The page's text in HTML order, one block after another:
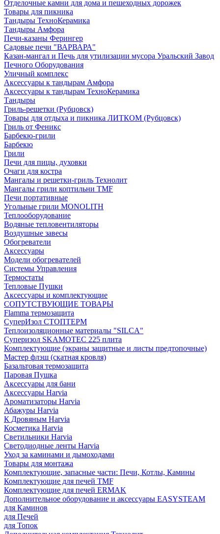
Отделочные камни для дома и пешеходных дорожек
Товары для пикника
Тандыры ТехноКерамика
Тандыры Амфора
Печи-казаны Ферингер
Садовые печи "ВАРВАРА"
Казан-мангал и Печь для утилизации мусора Уральский Завод
Печного Оборудования
Уличный комплекс
Аксессуары к тандырам Амфора
Аксессуары к тандырам ТехноКерамика
Тандыры
Гриль-решетки (Рубцовск)
Товары для отдыха и пикника ЛИТКОМ (Рубцовск)
Гриль от Феникс
Барбекю-грили
Барбекю
Грили
Печи для пицы, духовки
Очаги для костра
Мангалы и решетки-гриль Технолит
Мангалы грили коптильни TMF
Печи портативные
Угольные грили MONOLITH
Теплооборудование
Водяные тепловентиляторы
Воздушные завесы
Обогреватели
Аксессуары
Модели обогревателей
Системы Управления
Термостаты
Тепловые Пушки
Аксессуары и комплектующие
СОПУТСТВУЮЩИЕ ТОВАРЫ
Flamma термозащита
СуперИзол СТОПТЕРМ
Теплоизоляционные материалы "SILCA"
Суперизол SKAMOTEC 225 плита
Комплектующие (экраны защитные и листы предтопочные)
Мастер флэш (скатная кровля)
Базальтовая термозащита
Паровая Пушка
Аксессуары для бани
Аксессуары Harvia
Ароматизаторы Harvia
Абажуры Harvia
К Дровяным Harvia
Косметика Harvia
Светильники Harvia
Светодиодные ленты Harvia
Уход за каминами и дымоходами
Товары для монтажа
Комплектующие, запасные части: Печи, Котлы, Камины
Комплектующие для печей TMF
Комплектующие для печей ERMAK
Дополнительное оборудование и аксессуары EASYSTEAM
для Каминов
для Печей
для Топок